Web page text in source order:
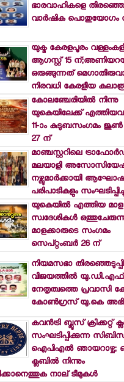
ഭാരവാഹികളെ
വാര്‍ഷിക പൊതുയോഗം
യുക്മ കേരളപൂരം
ആഗസ്റ്റ് 15
ഒരുങ്ങുന്നത്
നിരവധി കേരളീയ
കോലഞ്ചേരിയില്‍ നിന്നു
യുകെയിലേക്ക്
11-ാം കുടുബസംഗമം
27 ന്
മാഞ്ചസ്റ്ററിലെ
മലയാളി
നഴ്സുമാര്‍ക്കായി
പരിപാടികളും
യുകെയില്‍ എത്തിയ മാള
സ്വദേശികള്‍
മാളക്കാരുടെ സംഗമം
സെപ്റ്റംബര്‍ 26 ന്
നിയമസഭാ
വിജയത്തില്‍ യു.ഡി.എഫ്
നേതൃത്വത്തെ പ്രവാസി
കോണ്‍ഗ്രസ് യു.കെ
കവന്‍ട്രി ബ്ലൂസ് ക്രിക്കറ്റ്
സംഘടിപ്പിക്കുന്ന
ഐപിഎല്‍ ഞായറാഴ്ച;
ക്ലബില്‍ നിന്നും
നാല് ടീമുകള്‍